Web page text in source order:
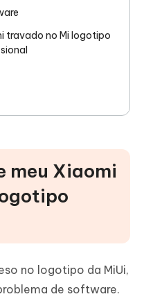
travado no Mi logotipo
meu Xiaomi
no logotipo da MiUi,
de software.